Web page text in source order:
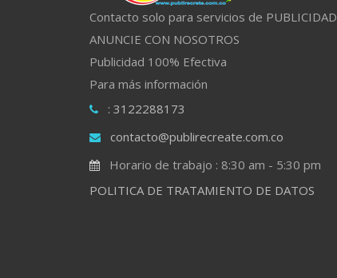
Contacto solo para servicios de PUBLICIDAD
ANUNCIE CON NOSOTROS
Publicidad 100% Efectiva
Para más información
: 3122288173
contacto@publirecreate.com.co
Horario de trabajo : 8:30 am - 5:30 pm
POLITICA DE TRATAMIENTO DE DATOS